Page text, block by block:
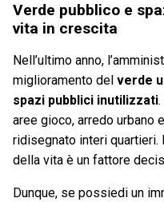
Verde pubblico e
vita in crescita
Nell’ultimo anno,
miglioramento del verde
spazi pubblici inutilizzati
aree gioco, arredo urbano
ridisegnato interi
della vita è un fattore
Dunque, se possiedi un